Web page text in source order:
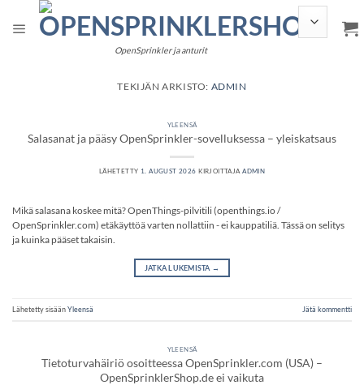
OpenSprinkler ja anturit
TEKIJÄN ARKISTO: ADMIN
YLEENSÄ
Salasanat ja pääsy OpenSprinkler-sovelluksessa – yleiskatsaus
LÄHETETTY 1. AUGUST 2026 KIRJOITTAJAADMIN
Mikä salasana koskee mitä? OpenThings-pilvitili (openthings.io /
OpenSprinkler.com) etäkäyttöä varten nollattiin - ei kauppatiliä. Tässä on selitys
ja kuinka pääset takaisin.
JATKA LUKEMISTA →
Lähetetty sisäänYleensä Jätä kommentti
YLEENSÄ
Tietoturvahäiriö osoitteessa OpenSprinkler.com (USA) –
OpenSprinklerShop.de ei vaikuta